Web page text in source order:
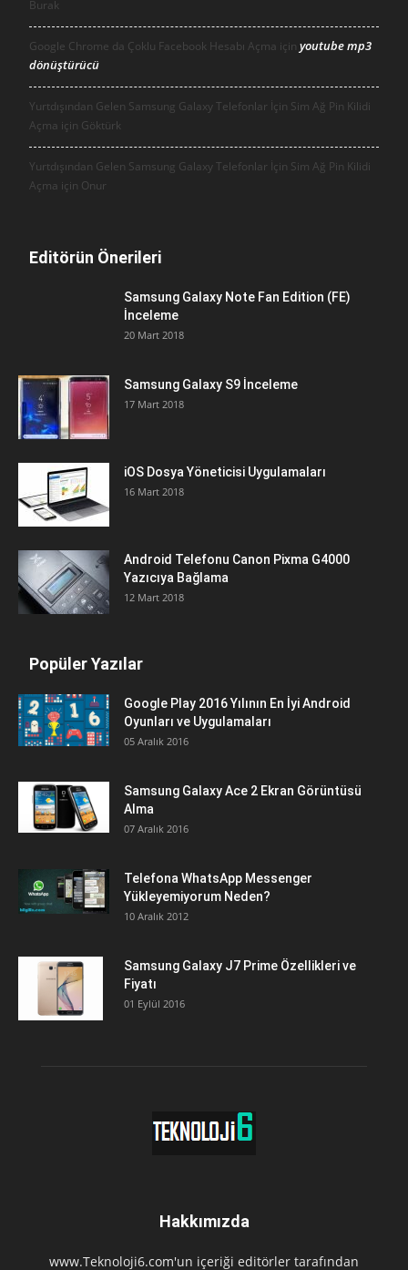
Burak
Google Chrome da Çoklu Facebook Hesabı Açma için youtube mp3
dönüştürücü
Yurtdışından Gelen Samsung Galaxy Telefonlar İçin Sim Ağ Pin Kilidi
Açma için Göktürk
Yurtdışından Gelen Samsung Galaxy Telefonlar İçin Sim Ağ Pin Kilidi
Açma için Onur
Editörün Önerileri
Samsung Galaxy Note Fan Edition (FE)
İnceleme
20 Mart 2018
Samsung Galaxy S9 İnceleme
17 Mart 2018
iOS Dosya Yöneticisi Uygulamaları
16 Mart 2018
Android Telefonu Canon Pixma G4000
Yazıcıya Bağlama
12 Mart 2018
Popüler Yazılar
Google Play 2016 Yılının En İyi Android
Oyunları ve Uygulamaları
05 Aralık 2016
Samsung Galaxy Ace 2 Ekran Görüntüsü
Alma
07 Aralık 2016
Telefona WhatsApp Messenger
Yükleyemiyorum Neden?
10 Aralık 2012
Samsung Galaxy J7 Prime Özellikleri ve
Fiyatı
01 Eylül 2016
Hakkımızda
www.Teknoloji6.com'un içeriği editörler tarafından